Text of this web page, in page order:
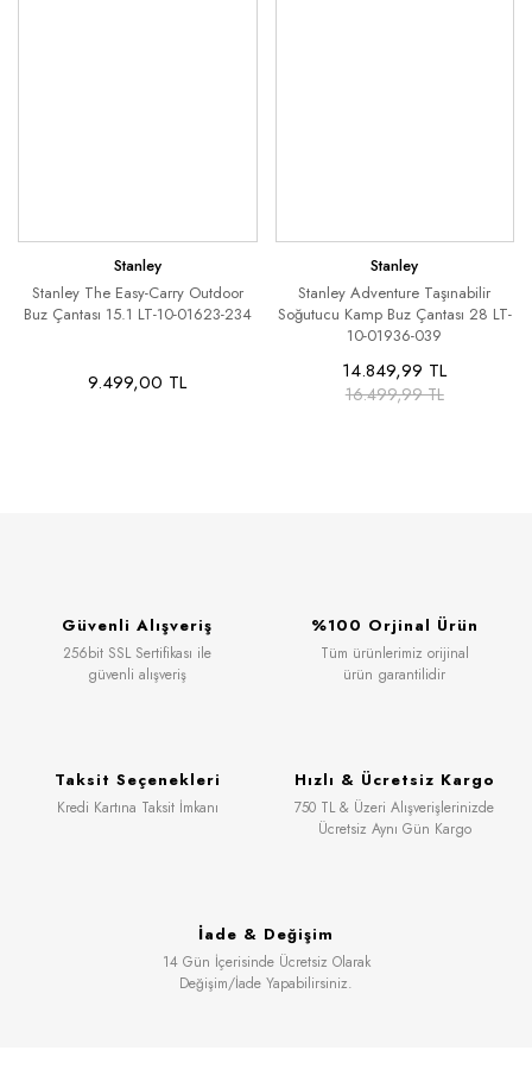
Stanley
Stanley The Easy-Carry Outdoor
Buz Çantası 15.1 LT-10-01623-234
9.499,00 TL
Stanley
Stanley Adventure Taşınabilir
Soğutucu Kamp Buz Çantası 28 LT-
10-01936-039
14.849,99 TL
16.499,99 TL
Güvenli Alışveriş
256bit SSL Sertifikası ile
güvenli alışveriş
%100 Orjinal Ürün
Tüm ürünlerimiz orijinal
ürün garantilidir
Taksit Seçenekleri
Kredi Kartına Taksit İmkanı
Hızlı & Ücretsiz Kargo
750 TL & Üzeri Alışverişlerinizde
Ücretsiz Aynı Gün Kargo
İade & Değişim
14 Gün İçerisinde Ücretsiz Olarak
Değişim/İade Yapabilirsiniz.